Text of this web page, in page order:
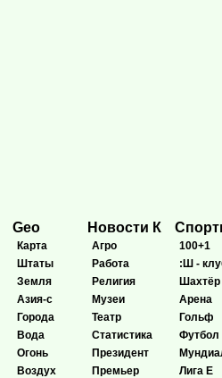
Geo
Карта
Штаты
Земля
Азия-с
Города
Вода
Огонь
Воздух
Новости К
Агро
Работа
Религия
Музеи
Театр
Статистика
Президент
Премьер
100+1
:Ш -
Шахтёр
Арена
Гольф
Футбол
Лига Е